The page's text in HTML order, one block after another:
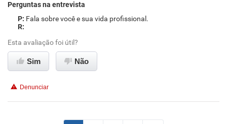
Perguntas na entrevista
Fala sobre você e sua vida profissional.
Esta avaliação foi útil?
Sim Não
Denunciar